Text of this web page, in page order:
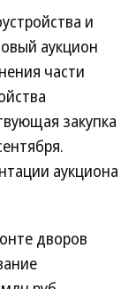
и
аукцион
части
закупка
аукциона
дворов